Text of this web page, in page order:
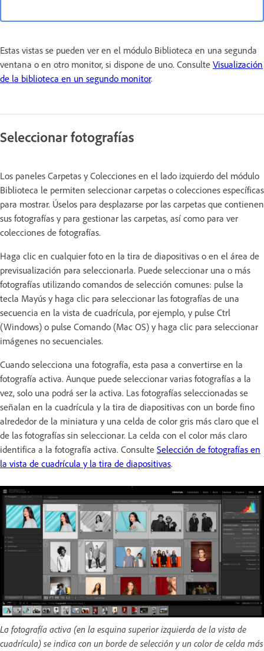
Estas vistas se pueden ver en el módulo Biblioteca en una segunda
ventana o en otro monitor, si dispone de uno. Consulte Visualización
de la biblioteca en un segundo monitor.
Seleccionar fotografías
Los paneles Carpetas y Colecciones en el lado izquierdo del módulo
Biblioteca le permiten seleccionar carpetas o colecciones específicas
para mostrar. Úselos para desplazarse por las carpetas que contienen
sus fotografías y para gestionar las carpetas, así como para ver
colecciones de fotografías.
Haga clic en cualquier foto en la tira de diapositivas o en el área de
previsualización para seleccionarla. Puede seleccionar una o más
fotografías utilizando comandos de selección comunes: pulse la
tecla Mayús y haga clic para seleccionar las fotografías de una
secuencia en la vista de cuadrícula, por ejemplo, y pulse Ctrl
(Windows) o pulse Comando (Mac OS) y haga clic para seleccionar
imágenes no secuenciales.
Cuando selecciona una fotografía, esta pasa a convertirse en la
fotografía activa. Aunque puede seleccionar varias fotografías a la
vez, solo una podrá ser la activa. Las fotografías seleccionadas se
señalan en la cuadrícula y la tira de diapositivas con un borde fino
alrededor de la miniatura y una celda de color gris más claro que el
de las fotografías sin seleccionar. La celda con el color más claro
identifica a la fotografía activa. Consulte Selección de fotografías en
la vista de cuadrícula y la tira de diapositivas.
La fotografía activa (en la esquina superior izquierda de la vista de
cuadrícula) se indica con un borde de selección y un color de celda más